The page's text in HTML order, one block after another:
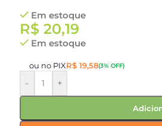
Em estoque
R$20,19
Em estoque
ou no PIXR$19,58(3% OFF)
- +